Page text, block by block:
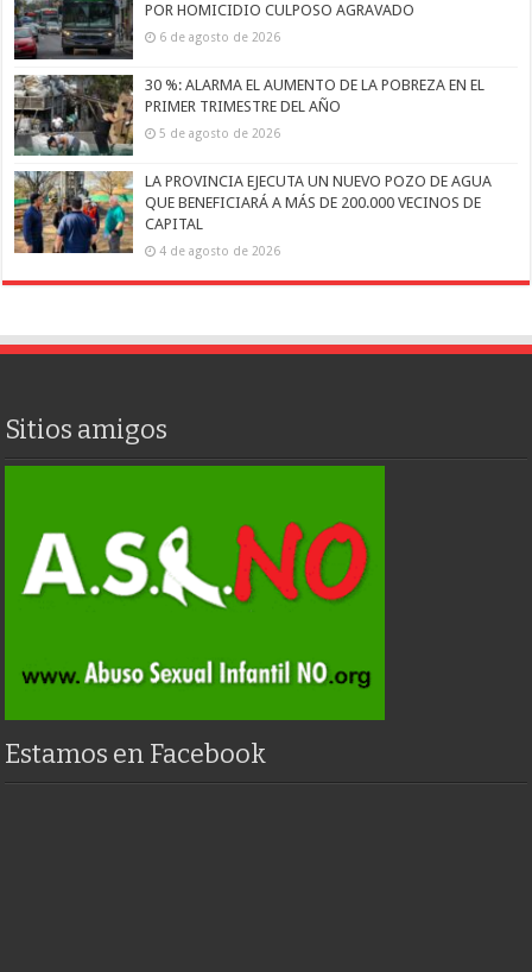
POR HOMICIDIO CULPOSO AGRAVADO
6 de agosto de 2026
30 %: ALARMA EL AUMENTO DE LA POBREZA EN EL
PRIMER TRIMESTRE DEL AÑO
5 de agosto de 2026
LA PROVINCIA EJECUTA UN NUEVO POZO DE AGUA
QUE BENEFICIARÁ A MÁS DE 200.000 VECINOS DE
CAPITAL
4 de agosto de 2026
Sitios amigos
Estamos en Facebook